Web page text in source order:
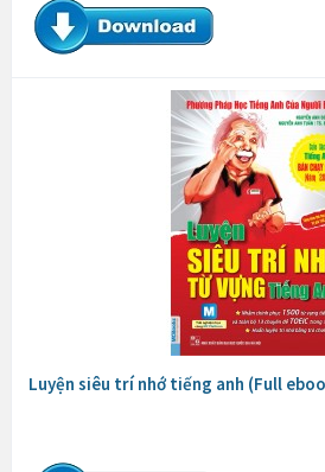
Luyện siêu trí nhớ tiếng anh (Full